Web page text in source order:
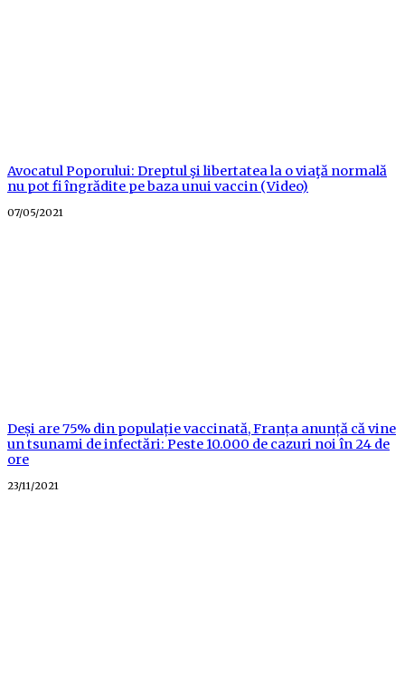
Avocatul Poporului: Dreptul şi libertatea la o viaţă normală
nu pot fi îngrădite pe baza unui vaccin (Video)
Posted
07/05/2021
Deși are 75% din populație vaccinată, Franța anunță că vine
un tsunami de infectări: Peste 10.000 de cazuri noi în 24 de
ore
Posted
23/11/2021